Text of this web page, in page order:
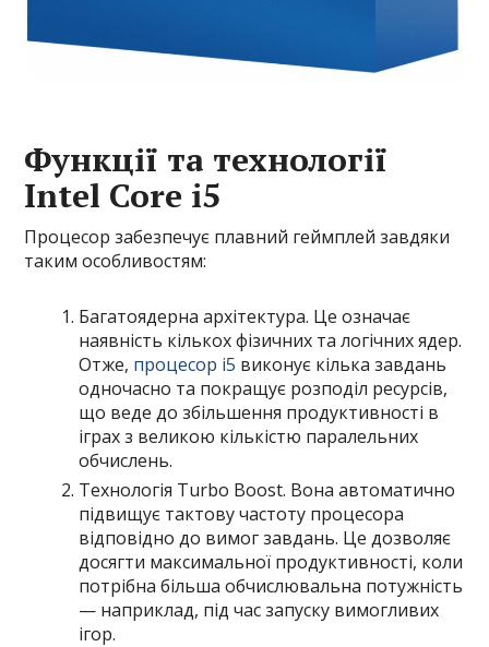
Функції та технології
Intel Core i5
Процесор забезпечує плавний геймплей завдяки
таким особливостям:
Багатоядерна архітектура. Це означає
наявність кількох фізичних та логічних ядер.
Отже, процесор i5 виконує кілька завдань
одночасно та покращує розподіл ресурсів,
що веде до збільшення продуктивності в
іграх з великою кількістю паралельних
обчислень.
Технологія Turbo Boost. Вона автоматично
підвищує тактову частоту процесора
відповідно до вимог завдань. Це дозволяє
досягти максимальної продуктивності, коли
потрібна більша обчислювальна потужність
— наприклад, під час запуску вимогливих
ігор.